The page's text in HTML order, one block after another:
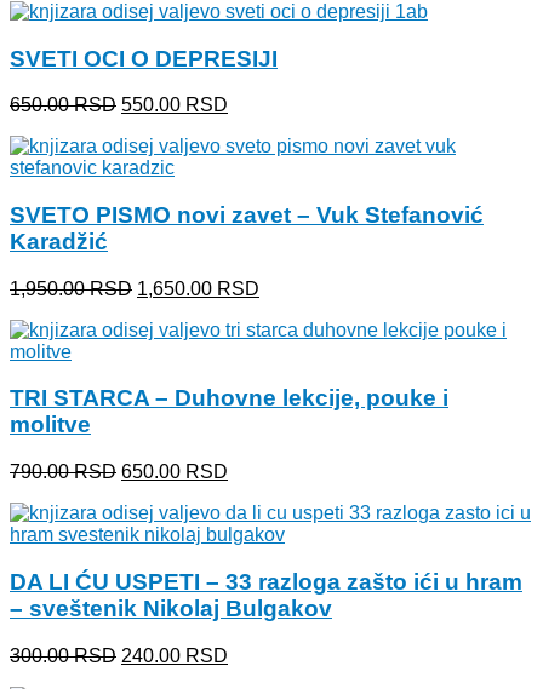
je
1,990.00 RSD.
je:
SVETI OCI O DEPRESIJI
650.00RSD Originalna
je
bila:
550.00 RSD
je:
SVETO PISMO novi zavet – Vuk Stefanović
Karadžić
1,950.00RSD Originalna
je
1,650.00 RSD
je:
TRI STARCA – Duhovne lekcije, pouke i
molitve
790.00RSD Originalna
je
bila:
650.00 RSD
je:
650.00 RSD.
DA LI ĆU USPETI – 33 razloga zašto ići u hram
– sveštenik Nikolaj Bulgakov
300.00RSD Originalna
240.00 RSD